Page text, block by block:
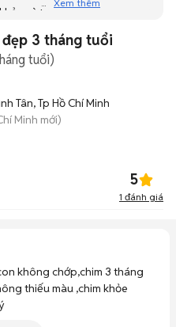
và bạn không thể liên hệ
Xem thêm
3 tháng tuổi
tuổi)
Tân, Tp Hồ Chí Minh
Minh mới)
5
1 đánh giá
không chớp,chim 3 tháng
thiếu màu ,chim khỏe